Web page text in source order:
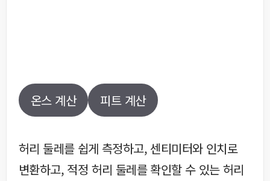
온스 계산 피트 계산
허리 둘레를 쉽게 측정하고, 센티미터와 인치로
변환하고, 적정 허리 둘레를 확인할 수 있는 허리